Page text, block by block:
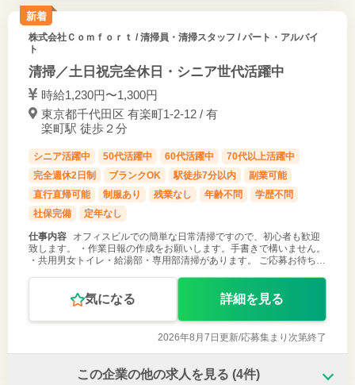
新着
株式会社Ｃｏｍｆｏｒｔ / 清掃員・清掃スタッフ / パート・アルバイ
ト
清掃／土日祝完全休日・シニア世代活躍中
時給1,230円〜1,300円
東京都千代田区 有楽町1-2-12 / 有
楽町駅 徒歩２分
シニア活躍中 50代活躍中 60代活躍中
70代以上活躍中
完全週休2日制
ブランクOK 駅徒歩7分以内
副業可能
直行直帰可能
制服あり 残業なし 年齢不問
学歴不問
社保完備
定年なし
仕事内容
オフィスビルでの簡単な日常清掃ですので、初心者も歓迎
致します。 ・作業日報の作成をお願いします。手書きで構いません。
・共用男女トイレ・給湯部・専用部清掃があります。 ご応募お待ちし
気になる 詳細を見る
2026年8月7日更新/応募集まり次第終了
この企業の他の求人を見る (4件)